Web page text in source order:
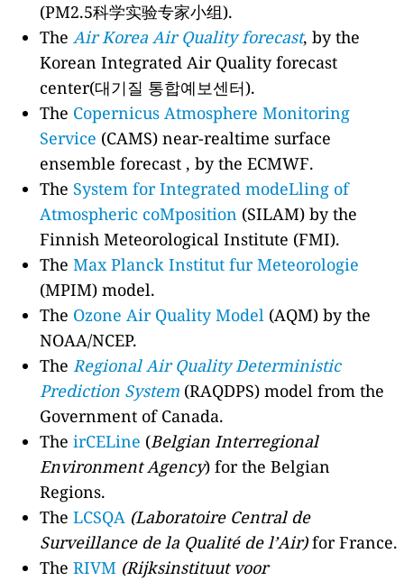
(PM2.5科学实验专家小组).
TheAir Korea Air Quality forecast, by the
Korean Integrated Air Quality forecast
center(대기질 통합예보센터).
The Copernicus Atmosphere Monitoring
Service (CAMS) near-realtime surface
ensemble forecast , by the ECMWF.
The System for Integrated modeLling of
Atmospheric coMposition (SILAM) by the
Finnish Meteorological Institute (FMI).
TheMax Planck Institut fur Meteorologie
(MPIM) model.
The Ozone Air Quality Model (AQM) by the
NOAA/NCEP.
TheRegional Air Quality Deterministic
Prediction System (RAQDPS) model from the
Government of Canada.
TheirCELine (Belgian Interregional
Environment Agency) for the Belgian
Regions.
TheLCSQA (Laboratoire Central de
Surveillance de la Qualité de l’Air)for France.
TheRIVM (Rijksinstituut voor